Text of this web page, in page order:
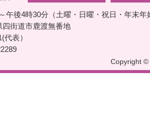
後4時30分（土曜・日曜・祝日・年末年
街道市鹿渡無番地
代表）
Copyright ©